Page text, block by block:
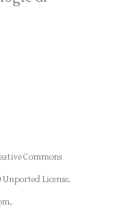
Commons
License.
.